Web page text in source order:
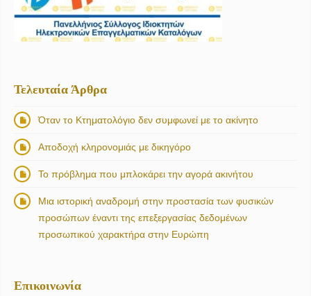
Τελευταία Άρθρα
Όταν το Κτηματολόγιο δεν συμφωνεί με το ακίνητο
Αποδοχή κληρονομιάς με δικηγόρο
Το πρόβλημα που μπλοκάρει την αγορά ακινήτου
Μια ιστορική αναδρομή στην προστασία των φυσικών
προσώπων έναντι της επεξεργασίας δεδομένων
προσωπικού χαρακτήρα στην Ευρώπη
Επικοινωνία